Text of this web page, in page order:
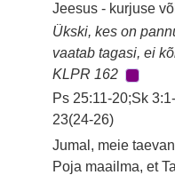
Jeesus - kurjuse
Ükski, kes on
vaatab tagasi, ei
KLPR 162
Ps 25:11-20;Sk
23(24-26)
Jumal, meie
Poja maailma, et